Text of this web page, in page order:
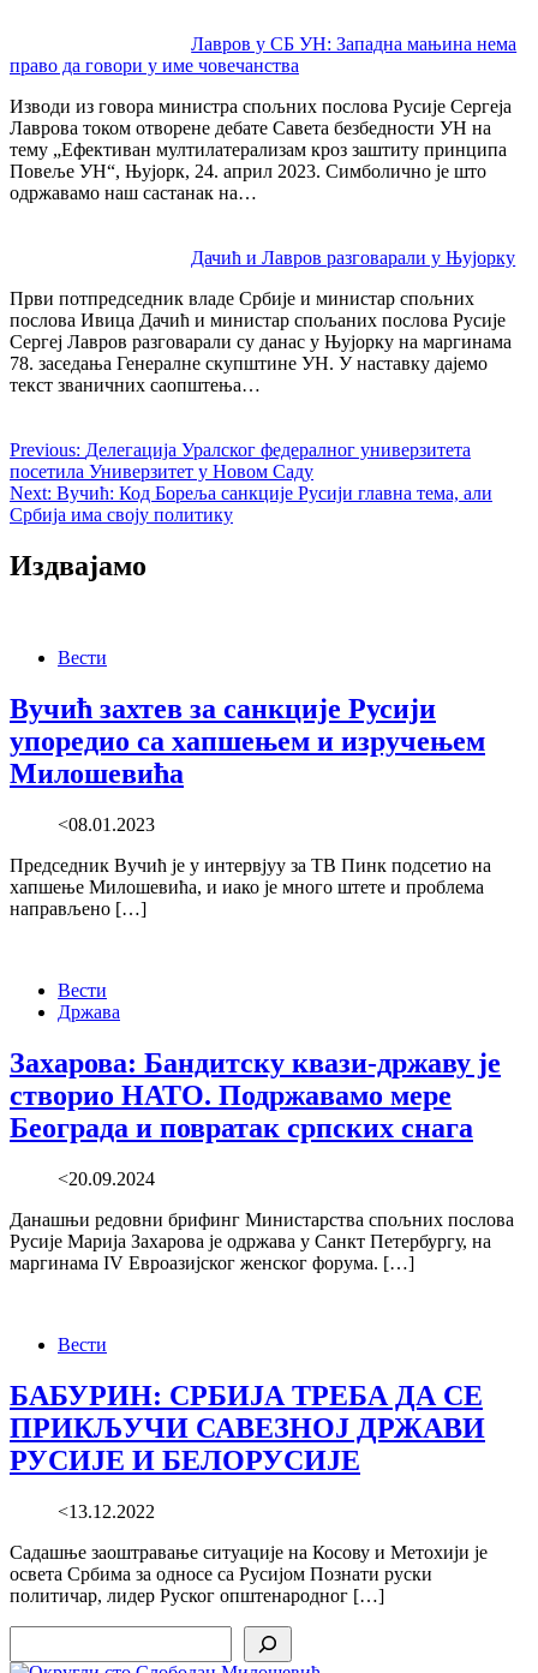
Лавров у СБ УН: Западна мањина нема
право да говори у име човечанства
Изводи из говора министра спољних послова Русије Сергеја
Лаврова током отворене дебате Савета безбедности УН на
тему „Ефективан мултилатерализам кроз заштиту принципа
Повеље УН“, Њујорк, 24. април 2023. Симболично је што
одржавамо наш састанак на…
Дачић и Лавров разговарали у Њујорку
Први потпредседник владе Србије и министар спољних
послова Ивица Дачић и министар спољаних послова Русије
Сергеј Лавров разговарали су данас у Њујорку на маргинама
78. заседања Генералне скупштине УН. У наставку дајемо
текст званичних саопштења…
Previous: Делегација Уралског федералног универзитета
посетила Универзитет у Новом Саду
Next: Вучић: Код Бореља санкције Русији главна тема, али
Србија има своју политику
Издвајамо
Вести
Вучић захтев за санкције Русији
упоредио са хапшењем и изручењем
Милошевића
<08.01.2023
Председник Вучић је у интервјуу за ТВ Пинк подсетио на
хапшење Милошевића, и иако је много штете и проблема
направљено […]
Вести
Држава
Захарова: Бандитску квази-државу је
створио НАТО. Подржавамо мере
Београда и повратак српских снага
<20.09.2024
Данашњи редовни брифинг Министарства спољних послова
Русије Марија Захарова је одржава у Санкт Петербургу, на
маргинама IV Евроазијског женског форума. […]
Вести
БАБУРИН: СРБИЈА ТРЕБА ДА СЕ
ПРИКЉУЧИ САВЕЗНОЈ ДРЖАВИ
РУСИЈЕ И БЕЛОРУСИЈЕ
<13.12.2022
Садашње заоштравање ситуације на Косову и Метохији је
освета Србима за односе са Русијом Познати руски
политичар, лидер Руског општенародног […]